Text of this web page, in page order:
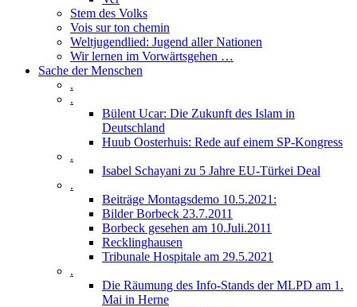
Stem des Volks
Vois sur ton chemin
Weltjugendlied: Jugend aller Nationen
Wir lernen im Vorwärtsgehen …
Sache der Menschen
.
.
Bülent Ucar: Die Zukunft des Islam in
Deutschland
Huub Oosterhuis: Rede auf einem SP-Kongress
.
Isabel Schayani zu 5 Jahre EU-Türkei Deal
.
Beiträge Montagsdemo 10.5.2021:
Bilder Borbeck 23.7.2011
Borbeck gesehen am 10.Juli.2011
Recklinghausen
Tribunale Hospitale am 29.5.2021
.
Die Räumung des Info-Stands der MLPD am 1.
Mai in Herne